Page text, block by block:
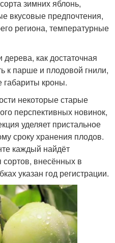
зимних яблонь,
вкусовые предпочтения,
региона, температурные
дерева, как достаточная
к парше и плодовой гнили,
габариты кроны.
некоторые старые
перспективных новинок,
уделяет пристальное
сроку хранения плодов.
каждый найдёт
внесённых в
указан год регистрации.